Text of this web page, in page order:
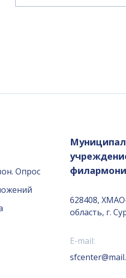
Опрос
628408,
область, г.
E-mail: